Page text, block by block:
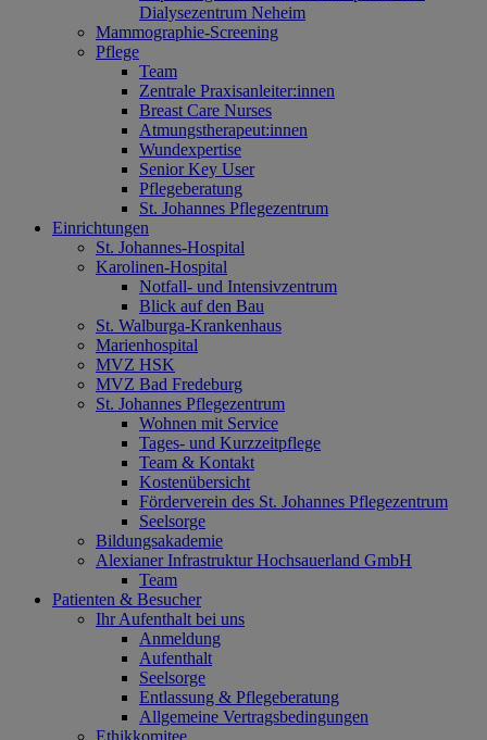
Dialysezentrum Neheim
Mammographie-Screening
Pflege
Team
Zentrale Praxisanleiter:innen
Breast Care Nurses
Atmungstherapeut:innen
Wundexpertise
Senior Key User
Pflegeberatung
St. Johannes Pflegezentrum
Einrichtungen
St. Johannes-Hospital
Karolinen-Hospital
Notfall- und Intensivzentrum
Blick auf den Bau
St. Walburga-Krankenhaus
Marienhospital
MVZ HSK
MVZ Bad Fredeburg
St. Johannes Pflegezentrum
Wohnen mit Service
Tages- und Kurzzeitpflege
Team & Kontakt
Kostenübersicht
Förderverein des St. Johannes Pflegezentrum
Seelsorge
Bildungsakademie
Alexianer Infrastruktur Hochsauerland GmbH
Team
Patienten & Besucher
Ihr Aufenthalt bei uns
Anmeldung
Aufenthalt
Seelsorge
Entlassung & Pflegeberatung
Allgemeine Vertragsbedingungen
Ethikkomitee